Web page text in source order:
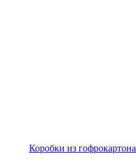
Коробки из гофрокартона